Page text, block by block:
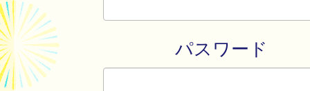
パスワード